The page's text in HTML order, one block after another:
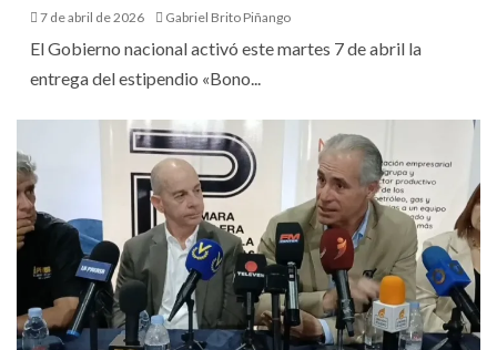
7 de abril de 2026 Gabriel Brito Piñango
El Gobierno nacional activó este martes 7 de abril la
entrega del estipendio «Bono...